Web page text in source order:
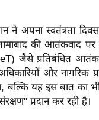
ने अपना स्वतंत्रता
की आतंकवाद
जैसे प्रतिबंधित
और नागरिक
बल्कि यह इस बात का
प्रदान कर रही है।